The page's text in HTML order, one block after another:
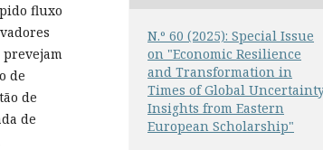
fluxo
prevejam
de
de
de
N.º 60 (2025): Special Issue
on "Economic Resilience
and Transformation in
Times of Global
Insights from Eastern
European Scholarship"